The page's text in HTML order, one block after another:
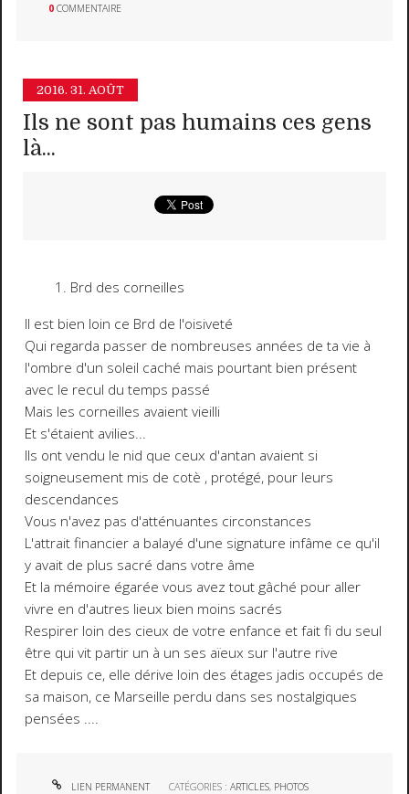
0 COMMENTAIRE
2016. 31. AOÛT
Ils ne sont pas humains ces gens
là...
Brd des corneilles
Il est bien loin ce Brd de l'oisiveté
Qui regarda passer de nombreuses années de ta vie à
l'ombre d'un soleil caché mais pourtant bien présent
avec le recul du temps passé
Mais les corneilles avaient vieilli
Et s'étaient avilies...
Ils ont vendu le nid que ceux d'antan avaient si
soigneusement mis de cotè , protégé, pour leurs
descendances
Vous n'avez pas d'atténuantes circonstances
L'attrait financier a balayé d'une signature infâme ce qu'il
y avait de plus sacré dans votre âme
Et la mémoire égarée vous avez tout gâché pour aller
vivre en d'autres lieux bien moins sacrés
Respirer loin des cieux de votre enfance et fait fi du seul
être qui vit partir un à un ses aïeux sur l'autre rive
Et depuis ce, elle dérive loin des étages jadis occupés de
sa maison, ce Marseille perdu dans ses nostalgiques
pensées ....
LIEN PERMANENT CATÉGORIES :ARTICLES, PHOTOS